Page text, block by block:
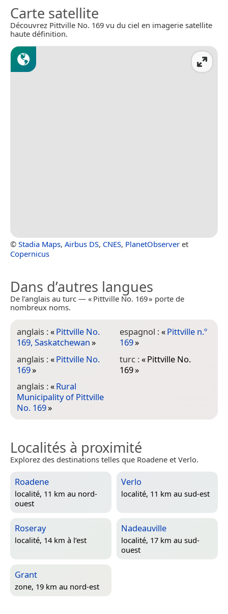
Carte satellite
Découvrez Pittville No. 169 vu du ciel en imagerie satellite
haute définition.
© Stadia Maps, Airbus DS, CNES, PlanetObserver et
Copernicus
Dans d’autres langues
De l’anglais au turc — « Pittville No. 169 » porte de
nombreux noms.
anglais :«Pittville No.
169, Saskatchewan»
anglais :«Pittville No.
169»
anglais :«Rural
Municipality of Pittville
No. 169»
espagnol :«Pittville n.º
169»
turc :«Pittville No.
169»
Localités à proximité
Explorez des destinations telles que Roadene et Verlo.
Roadene
localité, 11 km au nord-
ouest
Verlo
localité, 11 km au sud-est
Roseray
localité, 14 km à l’est
Nadeauville
localité, 17 km au sud-
ouest
Grant
zone, 19 km au nord-est